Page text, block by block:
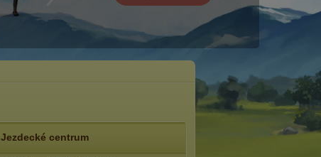
Jezdecké centrum